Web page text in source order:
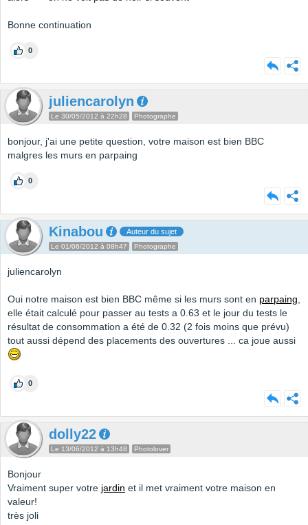
Bonne continuation
0
juliencarolyn
Le 30/05/2012 à 22h28 Photographe
bonjour, j'ai une petite question, votre maison est bien BBC
malgres les murs en parpaing
0
Kinabou Auteur du sujet
Le 01/06/2012 à 08h47 Photographe
juliencarolyn
Oui notre maison est bien BBC même si les murs sont en parpaing,
elle était calculé pour passer au tests a 0.63 et le jour du tests le
résultat de consommation a été de 0.32 (2 fois moins que prévu)
tout aussi dépend des placements des ouvertures ... ca joue aussi
0
dolly22
Le 13/06/2012 à 13h48 Photolover
Bonjour
Vraiment super votre jardin et il met vraiment votre maison en
valeur!
très joli